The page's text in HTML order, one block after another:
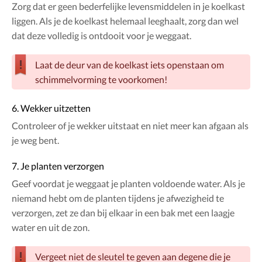
Zorg dat er geen bederfelijke levensmiddelen in je koelkast
liggen. Als je de koelkast helemaal leeghaalt, zorg dan wel
dat deze volledig is ontdooit voor je weggaat.
Laat de deur van de koelkast iets openstaan om
schimmelvorming te voorkomen!
6. Wekker uitzetten
Controleer of je wekker uitstaat en niet meer kan afgaan als
je weg bent.
7. Je planten verzorgen
Geef voordat je weggaat je planten voldoende water. Als je
niemand hebt om de planten tijdens je afwezigheid te
verzorgen, zet ze dan bij elkaar in een bak met een laagje
water en uit de zon.
Vergeet niet de sleutel te geven aan degene die je